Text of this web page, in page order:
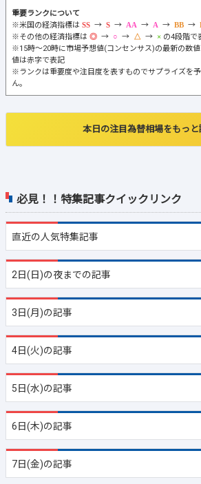
必見！！特集記事クイックリンク
直近の人気特集記事
2日(日)の夜までの記事
3日(月)の記事
4日(火)の記事
5日(水)の記事
6日(木)の記事
7日(金)の記事
重要ランクについて
※米国の経済指標は
→ → → → →
※その他の経済指標は
→ → →
の4段階で
※15時～20時に市場予想値(コンセンサス)の最新の数
値は赤字で表記
※ランクは重要度や注目度を表すものでサプライズを
ん。
本日の注目為替相場をもっと